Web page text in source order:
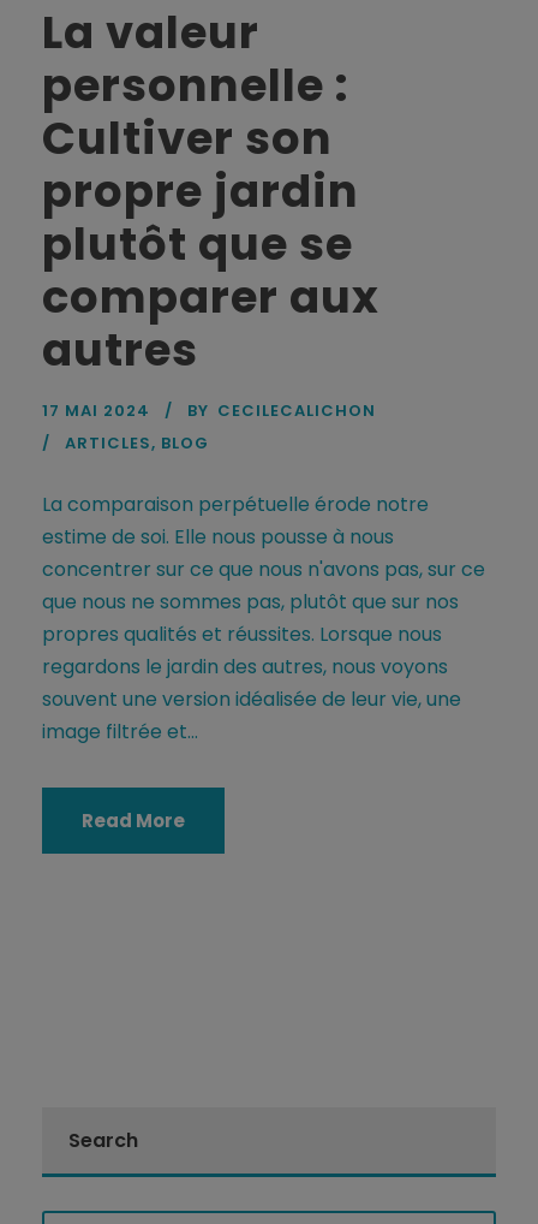
La valeur
personnelle :
Cultiver son
propre jardin
plutôt que se
comparer aux
autres
17 MAI 2024 BY CECILECALICHON
ARTICLES, BLOG
La comparaison perpétuelle érode notre
estime de soi. Elle nous pousse à nous
concentrer sur ce que nous n'avons pas, sur ce
que nous ne sommes pas, plutôt que sur nos
propres qualités et réussites. Lorsque nous
regardons le jardin des autres, nous voyons
souvent une version idéalisée de leur vie, une
image filtrée et...
Read More
Search